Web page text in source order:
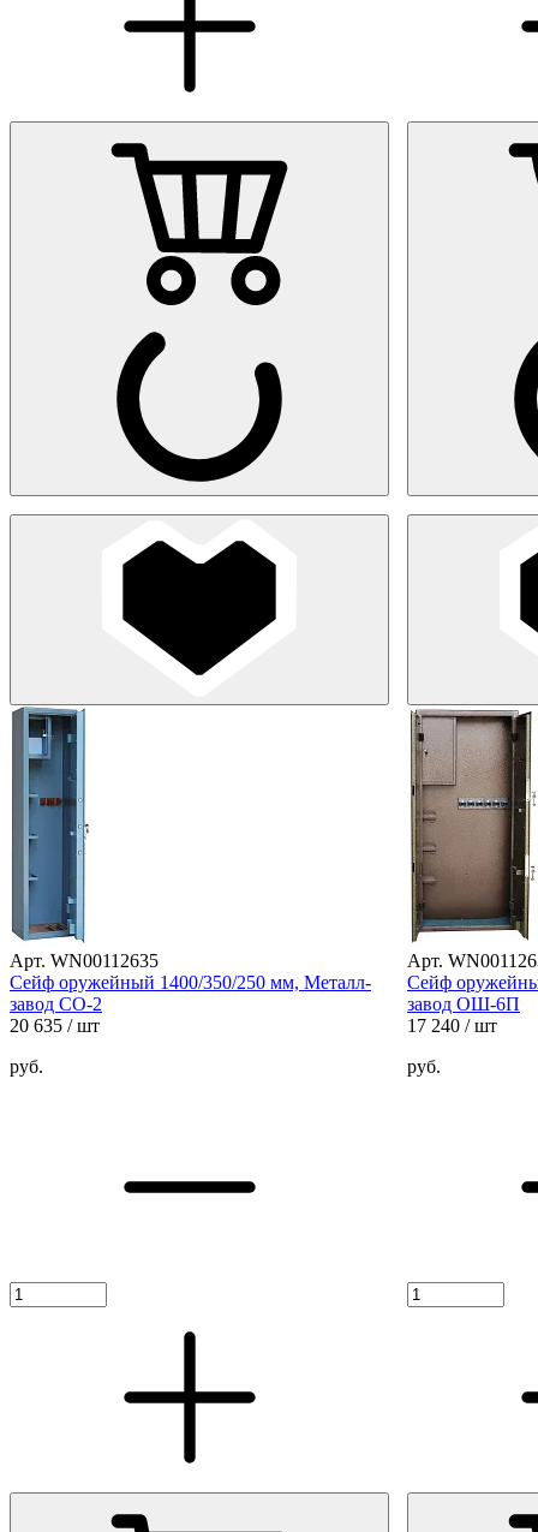
Арт. WN00112635
Сейф оружейный 1400/350/250 мм, Металл-
завод СО-2
20 635 / шт
руб.
Арт.
Сейф
завод ОШ-6П
17 240 / шт
руб.